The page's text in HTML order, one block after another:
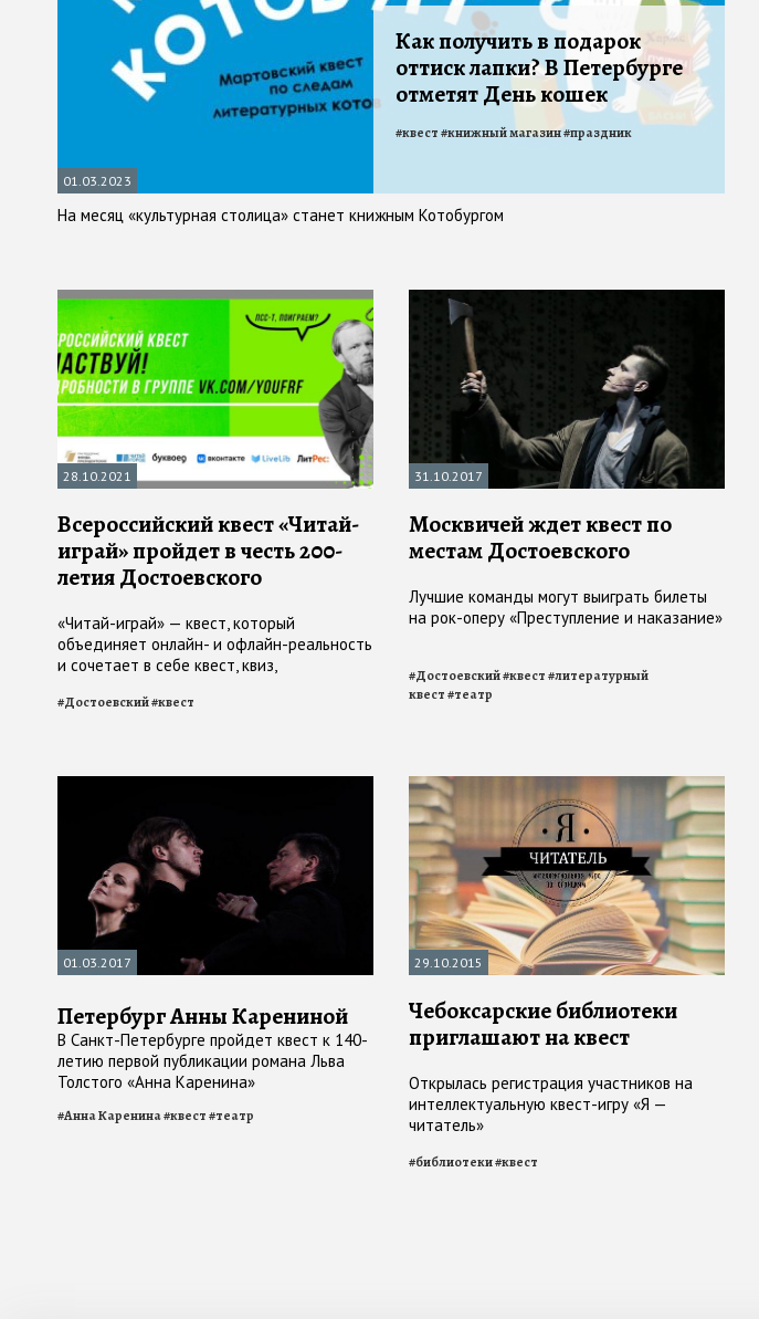
01.03.2023
Как получить в подарок
оттиск лапки? В Петербурге
отметят День кошек
На месяц «культурная столица» станет книжным Котобургом
#квест#книжный магазин#праздник
28.10.2021
Всероссийский квест «Читай-
играй» пройдет в честь 200-
летия Достоевского
«Читай-играй» — квест, который
объединяет онлайн- и офлайн-реальность
и сочетает в себе квест, квиз,
пространством книжных магазинов и
#Достоевский#квест
31.10.2017
Москвичей ждет квест по
местам Достоевского
Лучшие команды могут выиграть билеты
на рок-оперу «Преступление и наказание»
#Достоевский#квест#литературный
квест#театр
01.03.2017
Петербург Анны Карениной
В Санкт-Петербурге пройдет квест к 140-
летию первой публикации романа Льва
Толстого «Анна Каренина»
#Анна Каренина#квест#театр
29.10.2015
Чебоксарские библиотеки
приглашают на квест
Открылась регистрация участников на
интеллектуальную квест-игру «Я —
читатель»
#библиотеки#квест